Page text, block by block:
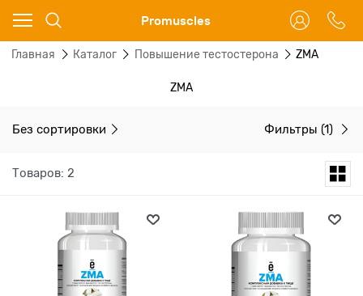
Promuscles
Главная Каталог Повышение тестостерона ZMA
ZMA
Без сортировки Фильтры (1)
Товаров: 2
Ваш город - Москва,
угадали?
ДА НЕТ